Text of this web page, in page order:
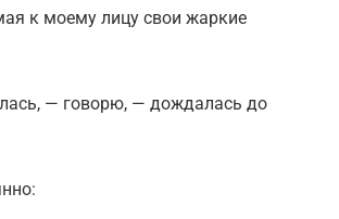
к моему лицу свои жаркие
— говорю, — дождалась до